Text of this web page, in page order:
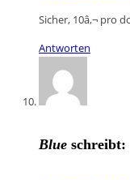
Sicher, 10â‚¬ pro
Antworten
Blue schreibt: